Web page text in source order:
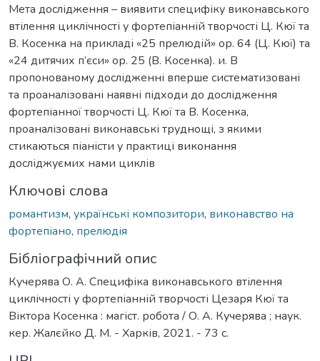
Мета дослідження – виявити специфіку виконавського
втілення циклічності у фортепіанній творчості Ц. Кюї та
В. Косенка на прикладі «25 прелюдій» ор. 64 (Ц. Кюї) та
«24 дитячих п’єси» ор. 25 (В. Косенка). и. В
пропонованому дослідженні вперше систематизовані
та проаналізовані наявні підходи до дослідження
фортепіанної творчості Ц. Кюї та В. Косенка,
проаналізовані виконавські труднощі, з якими
стикаються піаністи у практиці виконання
досліджуємих нами циклів
Ключові слова
романтизм, українські композитори, виконавство на
фортепіано, прелюдія
Бібліографічний опис
Кучерява О. А. Специфіка виконавського втілення
циклічності у фортепіанній творчості Цезаря Кюї та
Віктора Косенка : магіст. робота / О. А. Кучерява ; наук.
кер. Жалєйко Д. М. - Харків, 2021. - 73 с.